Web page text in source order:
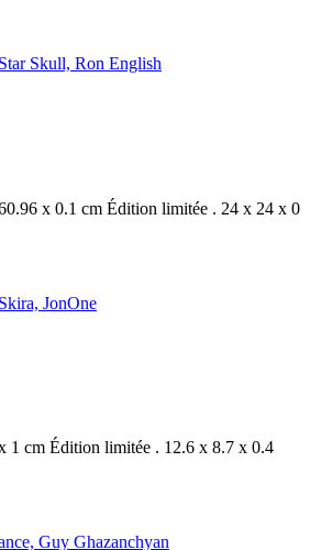
x 0.1 cm Édition limitée . 24 x 24 x 0
1 cm Édition limitée . 12.6 x 8.7 x 0.4